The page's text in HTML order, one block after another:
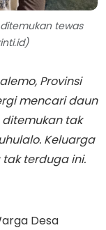
tewas
Provinsi
mencari daun
tak
Keluarga
terduga ini.
Desa